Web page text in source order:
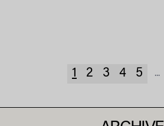
1 2 3 4 5 ...